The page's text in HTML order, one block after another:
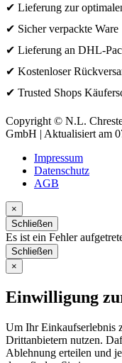
✔ Lieferung zur
✔ Sicher verpackte Ware
✔ Lieferung an DHL-
✔ Kostenloser
✔ Trusted Shops
Copyright © N.L.
GmbH | Aktualisiert am
Impressum
Datenschutz
AGB
×
Schließen
Es ist ein Fehler
Schließen
×
Einwilligung
Um Ihr Einkaufserlebnis
Drittanbietern nutzen.
Ablehnung erteilen und